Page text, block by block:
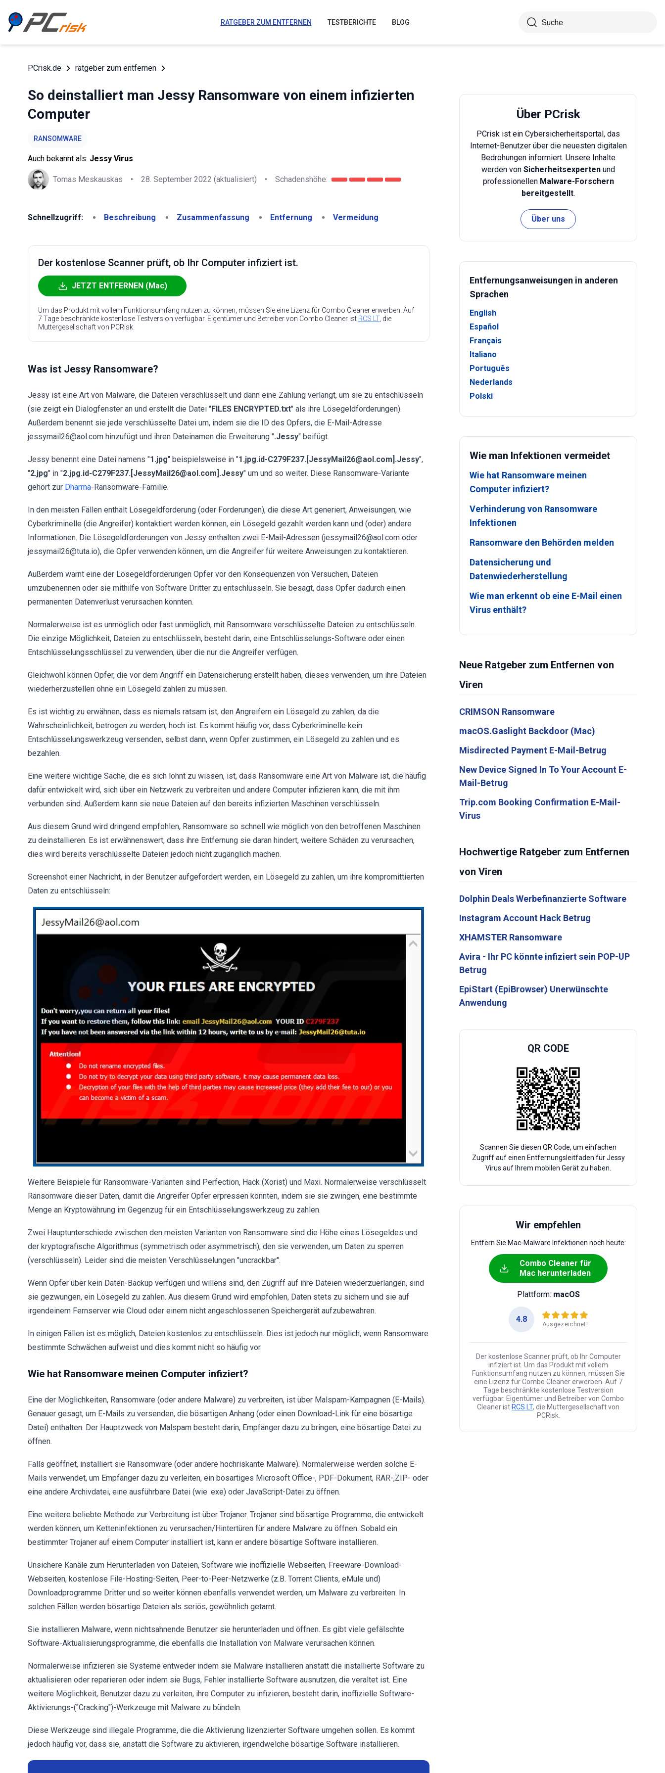
RATGEBER ZUM ENTFERNEN TESTBERICHTE BLOG
PCrisk.de ratgeber zum entfernen
So deinstalliert man Jessy Ransomware von einem infizierten
Computer
RANSOMWARE
Auch bekannt als: Jessy Virus
Tomas Meskauskas • 28. September 2022 (aktualisiert) • Schadenshöhe:
Schnellzugriff: Beschreibung Zusammenfassung Entfernung Vermeidung
Der kostenlose Scanner prüft, ob Ihr Computer infiziert ist.
JETZT ENTFERNEN (Mac)
Um das Produkt mit vollem Funktionsumfang nutzen zu können, müssen Sie eine Lizenz für Combo Cleaner erwerben. Auf
7 Tage beschränkte kostenlose Testversion verfügbar. Eigentümer und Betreiber von Combo Cleaner ist RCS LT, die
Muttergesellschaft von PCRisk.
Was ist Jessy Ransomware?
Jessy ist eine Art von Malware, die Dateien verschlüsselt und dann eine Zahlung verlangt, um sie zu entschlüsseln
(sie zeigt ein Dialogfenster an und erstellt die Datei "FILES ENCRYPTED.txt" als ihre Lösegeldforderungen).
Außerdem benennt sie jede verschlüsselte Datei um, indem sie die ID des Opfers, die E-Mail-Adresse
jessymail26@aol.com hinzufügt und ihren Dateinamen die Erweiterung ".Jessy" beifügt.
Jessy benennt eine Datei namens "1.jpg" beispielsweise in "1.jpg.id-C279F237.[JessyMail26@aol.com].Jessy",
"2.jpg" in "2.jpg.id-C279F237.[JessyMail26@aol.com].Jessy" um und so weiter. Diese Ransomware-Variante
gehört zur Dharma-Ransomware-Familie.
In den meisten Fällen enthält Lösegeldforderung (oder Forderungen), die diese Art generiert, Anweisungen, wie
Cyberkriminelle (die Angreifer) kontaktiert werden können, ein Lösegeld gezahlt werden kann und (oder) andere
Informationen. Die Lösegeldforderungen von Jessy enthalten zwei E-Mail-Adressen (jessymail26@aol.com oder
jessymail26@tuta.io), die Opfer verwenden können, um die Angreifer für weitere Anweisungen zu kontaktieren.
Außerdem warnt eine der Lösegeldforderungen Opfer vor den Konsequenzen von Versuchen, Dateien
umzubenennen oder sie mithilfe von Software Dritter zu entschlüsseln. Sie besagt, dass Opfer dadurch einen
permanenten Datenverlust verursachen könnten.
Normalerweise ist es unmöglich oder fast unmöglich, mit Ransomware verschlüsselte Dateien zu entschlüsseln.
Die einzige Möglichkeit, Dateien zu entschlüsseln, besteht darin, eine Entschlüsselungs-Software oder einen
Entschlüsselungsschlüssel zu verwenden, über die nur die Angreifer verfügen.
Gleichwohl können Opfer, die vor dem Angriff ein Datensicherung erstellt haben, dieses verwenden, um ihre Dateien
wiederherzustellen ohne ein Lösegeld zahlen zu müssen.
Es ist wichtig zu erwähnen, dass es niemals ratsam ist, den Angreifern ein Lösegeld zu zahlen, da die
Wahrscheinlichkeit, betrogen zu werden, hoch ist. Es kommt häufig vor, dass Cyberkriminelle kein
Entschlüsselungswerkzeug versenden, selbst dann, wenn Opfer zustimmen, ein Lösegeld zu zahlen und es
bezahlen.
Eine weitere wichtige Sache, die es sich lohnt zu wissen, ist, dass Ransomware eine Art von Malware ist, die häufig
dafür entwickelt wird, sich über ein Netzwerk zu verbreiten und andere Computer infizieren kann, die mit ihm
verbunden sind. Außerdem kann sie neue Dateien auf den bereits infizierten Maschinen verschlüsseln.
Aus diesem Grund wird dringend empfohlen, Ransomware so schnell wie möglich von den betroffenen Maschinen
zu deinstallieren. Es ist erwähnenswert, dass ihre Entfernung sie daran hindert, weitere Schäden zu verursachen,
dies wird bereits verschlüsselte Dateien jedoch nicht zugänglich machen.
Screenshot einer Nachricht, in der Benutzer aufgefordert werden, ein Lösegeld zu zahlen, um ihre kompromittierten
Daten zu entschlüsseln:
Weitere Beispiele für Ransomware-Varianten sind Perfection, Hack (Xorist) und Maxi. Normalerweise verschlüsselt
Ransomware dieser Daten, damit die Angreifer Opfer erpressen könnten, indem sie sie zwingen, eine bestimmte
Menge an Kryptowährung im Gegenzug für ein Entschlüsselungswerkzeug zu zahlen.
Zwei Hauptunterschiede zwischen den meisten Varianten von Ransomware sind die Höhe eines Lösegeldes und
der kryptografische Algorithmus (symmetrisch oder asymmetrisch), den sie verwenden, um Daten zu sperren
(verschlüsseln). Leider sind die meisten Verschlüsselungen "uncrackbar".
Wenn Opfer über kein Daten-Backup verfügen und willens sind, den Zugriff auf ihre Dateien wiederzuerlangen, sind
sie gezwungen, ein Lösegeld zu zahlen. Aus diesem Grund wird empfohlen, Daten stets zu sichern und sie auf
irgendeinem Fernserver wie Cloud oder einem nicht angeschlossenen Speichergerät aufzubewahren.
In einigen Fällen ist es möglich, Dateien kostenlos zu entschlüsseln. Dies ist jedoch nur möglich, wenn Ransomware
bestimmte Schwächen aufweist und dies kommt nicht so häufig vor.
Wie hat Ransomware meinen Computer infiziert?
Eine der Möglichkeiten, Ransomware (oder andere Malware) zu verbreiten, ist über Malspam-Kampagnen (E-Mails).
Genauer gesagt, um E-Mails zu versenden, die bösartigen Anhang (oder einen Download-Link für eine bösartige
Datei) enthalten. Der Hauptzweck von Malspam besteht darin, Empfänger dazu zu bringen, eine bösartige Datei zu
öffnen.
Falls geöffnet, installiert sie Ransomware (oder andere hochriskante Malware). Normalerweise werden solche E-
Mails verwendet, um Empfänger dazu zu verleiten, ein bösartiges Microsoft Office-, PDF-Dokument, RAR-,ZIP- oder
eine andere Archivdatei, eine ausführbare Datei (wie .exe) oder JavaScript-Datei zu öffnen.
Eine weitere beliebte Methode zur Verbreitung ist über Trojaner. Trojaner sind bösartige Programme, die entwickelt
werden können, um Ketteninfektionen zu verursachen/Hintertüren für andere Malware zu öffnen. Sobald ein
bestimmter Trojaner auf einem Computer installiert ist, kann er andere bösartige Software installieren.
Unsichere Kanäle zum Herunterladen von Dateien, Software wie inoffizielle Webseiten, Freeware-Download-
Webseiten, kostenlose File-Hosting-Seiten, Peer-to-Peer-Netzwerke (z.B. Torrent Clients, eMule und)
Downloadprogramme Dritter und so weiter können ebenfalls verwendet werden, um Malware zu verbreiten. In
solchen Fällen werden bösartige Dateien als seriös, gewöhnlich getarnt.
Sie installieren Malware, wenn nichtsahnende Benutzer sie herunterladen und öffnen. Es gibt viele gefälschte
Software-Aktualisierungsprogramme, die ebenfalls die Installation von Malware verursachen können.
Normalerweise infizieren sie Systeme entweder indem sie Malware installieren anstatt die installierte Software zu
aktualisieren oder reparieren oder indem sie Bugs, Fehler installierte Software ausnutzen, die veraltet ist. Eine
weitere Möglichkeit, Benutzer dazu zu verleiten, ihre Computer zu infizieren, besteht darin, inoffizielle Software-
Aktivierungs-("Cracking")-Werkzeuge mit Malware zu bündeln.
Diese Werkzeuge sind illegale Programme, die die Aktivierung lizenzierter Software umgehen sollen. Es kommt
jedoch häufig vor, dass sie, anstatt die Software zu aktivieren, irgendwelche bösartige Software installieren.
Über PCrisk
PCrisk ist ein Cybersicherheitsportal, das
Internet-Benutzer über die neuesten digitalen
Bedrohungen informiert. Unsere Inhalte
werden von Sicherheitsexperten und
professionellen Malware-Forschern
bereitgestellt.
Über uns
Entfernungsanweisungen in anderen
Sprachen
English
Español
Français
Italiano
Português
Nederlands
Polski
Wie man Infektionen vermeidet
Wie hat Ransomware meinen
Computer infiziert?
Verhinderung von Ransomware
Infektionen
Ransomware den Behörden melden
Datensicherung und
Datenwiederherstellung
Wie man erkennt ob eine E-Mail einen
Virus enthält?
Neue Ratgeber zum Entfernen von
Viren
CRIMSON Ransomware
macOS.Gaslight Backdoor (Mac)
Misdirected Payment E-Mail-Betrug
New Device Signed In To Your Account E-
Mail-Betrug
Trip.com Booking Confirmation E-Mail-
Virus
Hochwertige Ratgeber zum Entfernen
von Viren
Dolphin Deals Werbefinanzierte Software
Instagram Account Hack Betrug
XHAMSTER Ransomware
Avira - Ihr PC könnte infiziert sein POP-UP
Betrug
EpiStart (EpiBrowser) Unerwünschte
Anwendung
QR CODE
Scannen Sie diesen QR Code, um einfachen
Zugriff auf einen Entfernungsleitfaden für Jessy
Virus auf Ihrem mobilen Gerät zu haben.
Wir empfehlen
Entfern Sie Mac-Malware Infektionen noch heute:
Combo Cleaner für
Mac herunterladen
Plattform: macOS
4.8
Ausgezeichnet!
Der kostenlose Scanner prüft, ob Ihr Computer
infiziert ist. Um das Produkt mit vollem
Funktionsumfang nutzen zu können, müssen Sie
eine Lizenz für Combo Cleaner erwerben. Auf 7
Tage beschränkte kostenlose Testversion
verfügbar. Eigentümer und Betreiber von Combo
Cleaner ist RCS LT, die Muttergesellschaft von
PCRisk.